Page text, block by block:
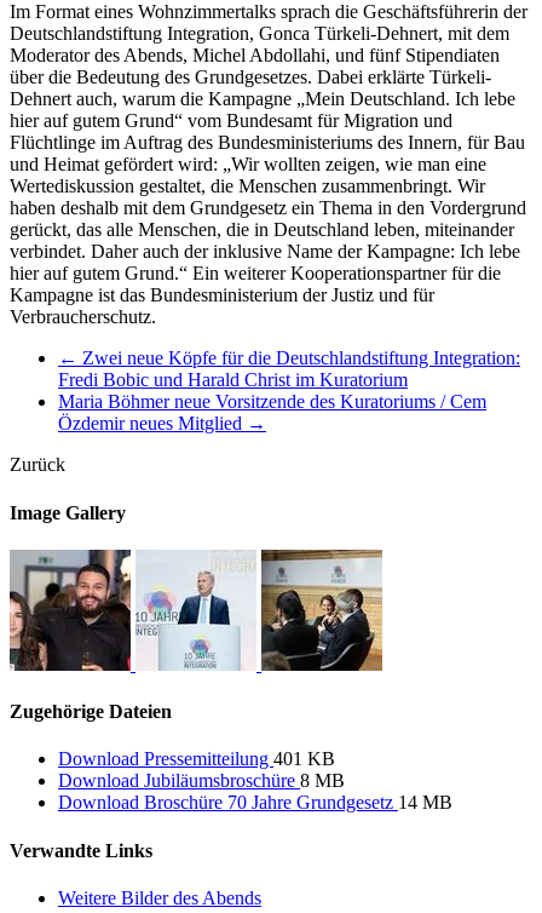
Im Format eines Wohnzimmertalks sprach die Geschäftsführerin der
Deutschlandstiftung Integration, Gonca Türkeli-Dehnert, mit dem
Moderator des Abends, Michel Abdollahi, und fünf Stipendiaten
über die Bedeutung des Grundgesetzes. Dabei erklärte Türkeli-
Dehnert auch, warum die Kampagne „Mein Deutschland. Ich lebe
hier auf gutem Grund“ vom Bundesamt für Migration und
Flüchtlinge im Auftrag des Bundesministeriums des Innern, für Bau
und Heimat gefördert wird: „Wir wollten zeigen, wie man eine
Wertediskussion gestaltet, die Menschen zusammenbringt. Wir
haben deshalb mit dem Grundgesetz ein Thema in den Vordergrund
gerückt, das alle Menschen, die in Deutschland leben, miteinander
verbindet. Daher auch der inklusive Name der Kampagne: Ich lebe
hier auf gutem Grund.“ Ein weiterer Kooperationspartner für die
Kampagne ist das Bundesministerium der Justiz und für
Verbraucherschutz.
← Zwei neue Köpfe für die Deutschlandstiftung Integration:
Fredi Bobic und Harald Christ im Kuratorium
Maria Böhmer neue Vorsitzende des Kuratoriums / Cem
Özdemir neues Mitglied →
Zurück
Image Gallery
Zugehörige Dateien
Download Pressemitteilung 401 KB
Download Jubiläumsbroschüre 8 MB
Download Broschüre 70 Jahre Grundgesetz 14 MB
Verwandte Links
Weitere Bilder des Abends